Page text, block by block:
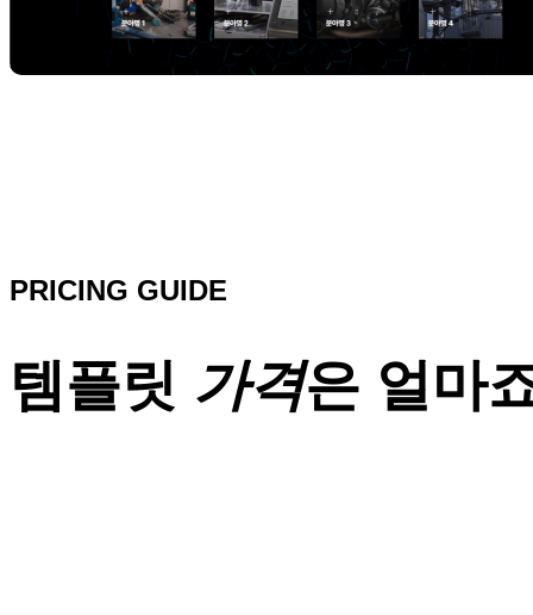
PRICING GUIDE
템플릿 가격은 얼마